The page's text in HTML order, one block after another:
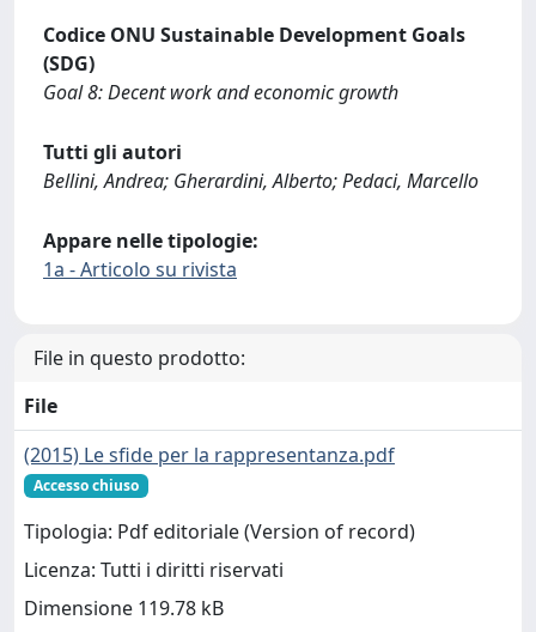
Codice ONU Sustainable Development Goals
(SDG)
Goal 8: Decent work and economic growth
Tutti gli autori
Bellini, Andrea; Gherardini, Alberto; Pedaci, Marcello
Appare nelle tipologie:
1a - Articolo su rivista
File in questo prodotto:
File
(2015) Le sfide per la rappresentanza.pdf
Accesso chiuso
Tipologia: Pdf editoriale (Version of record)
Licenza: Tutti i diritti riservati
Dimensione 119.78 kB